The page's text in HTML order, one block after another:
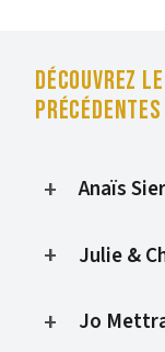
DÉCOUVREZ
PRÉCÉDENTES
Anaïs
Julie &
Jo